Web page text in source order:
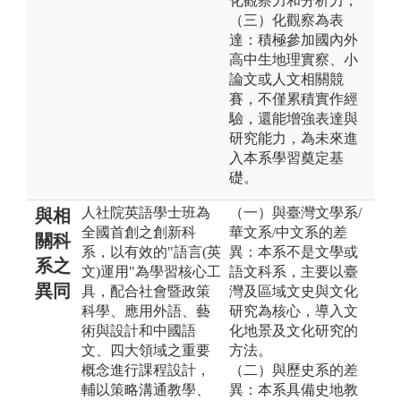
（三）化觀察為表
達：積極參加國內外
高中生地理實察、小
論文或人文相關競
賽，不僅累積實作經
驗，還能增強表達與
研究能力，為未來進
入本系學習奠定基
礎。
與相
關科
系之
異同
人社院英語學士班為
全國首創之創新科
系，以有效的"語言(英
文)運用"為學習核心工
具，配合社會暨政策
科學、應用外語、藝
術與設計和中國語
文、四大領域之重要
概念進行課程設計，
輔以策略溝通教學、
（一）與臺灣文學系/
華文系/中文系的差
異：本系不是文學或
語文科系，主要以臺
灣及區域文史與文化
研究為核心，導入文
化地景及文化研究的
方法。
（二）與歷史系的差
異：本系具備史地教